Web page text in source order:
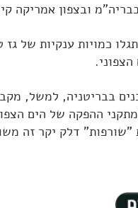
ובצפון אמריקה
התגלו כמויות ענקיות
בבריטניה, למשל,
ההפקה של הים
"שורפות" דלק יקר זה